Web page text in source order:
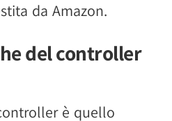
da Amazon.
del controller
è quello